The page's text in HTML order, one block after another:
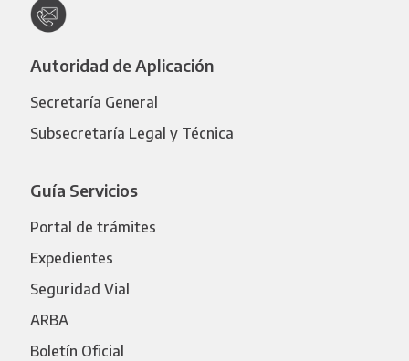
Autoridad de Aplicación
Secretaría General
Subsecretaría Legal y Técnica
Guía Servicios
Portal de trámites
Expedientes
Seguridad Vial
ARBA
Boletín Oficial